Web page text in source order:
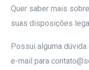
Quer saber mais
suas disposições
Possui alguma dúvida
e-mail para